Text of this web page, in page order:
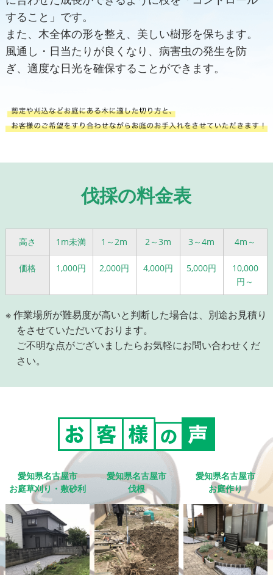
すること」です。
また、木全体の形を整え、美しい樹形を保ちます。
風通し・日当たりが良くなり、病害虫の発生を防
ぎ、適度な日光を確保することができます。
伐採の料金表
高さ 1m未満 1～2m 2～3m 3～4m 4m～
価格 1,000円 2,000円 4,000円 5,000円
10,000
円～
※ 作業場所が難易度が高いと判断した場合は、別途お見積り
をさせていただいております。
ご不明な点がございましたらお気軽にお問い合わせくだ
さい。
愛知県名古屋市
お庭草刈り・敷砂利
愛知県名古屋市
伐根
愛知県名古屋市
お庭作り